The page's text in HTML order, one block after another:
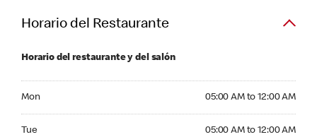
Horario del Restaurante
Horario del restaurante y del salón
Mon 05:00 AM to 12:00 AM
Tue 05:00 AM to 12:00 AM